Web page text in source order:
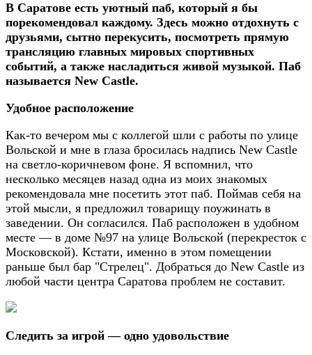
В Саратове есть уютный паб, который я бы
порекомендовал каждому. Здесь можно отдохнуть с
друзьями, сытно перекусить, посмотреть прямую
трансляцию главных мировых спортивных
событий, а также насладиться живой музыкой. Паб
называется New Castle.
Удобное расположение
Как-то вечером мы с коллегой шли с работы по улице
Вольской и мне в глаза бросилась надпись New Castle
на светло-коричневом фоне. Я вспомнил, что
несколько месяцев назад одна из моих знакомых
рекомендовала мне посетить этот паб. Поймав себя на
этой мысли, я предложил товарищу поужинать в
заведении. Он согласился. Паб расположен в удобном
месте — в доме №97 на улице Вольской (перекресток с
Московской). Кстати, именно в этом помещении
раньше был бар "Стрелец". Добраться до New Castle из
любой части центра Саратова проблем не составит.
Следить за игрой — одно удовольствие